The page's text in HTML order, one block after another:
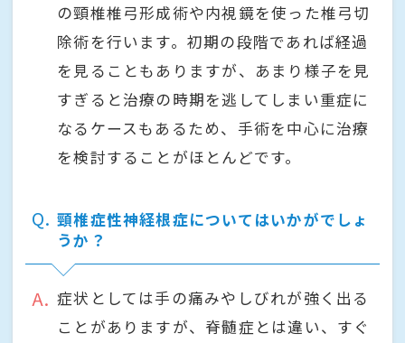
の頸椎椎弓形成術や内視鏡を使った椎弓切
除術を行います。初期の段階であれば経過
を見ることもありますが、あまり様子を見
すぎると治療の時期を逃してしまい重症に
なるケースもあるため、手術を中心に治療
を検討することがほとんどです。
Q
頸椎症性神経根症についてはいかがでしょ
うか？
A
症状としては手の痛みやしびれが強く出る
ことがありますが、脊髄症とは違い、すぐ